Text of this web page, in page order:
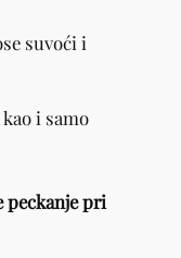
suvoći i
i samo
peckanje pri